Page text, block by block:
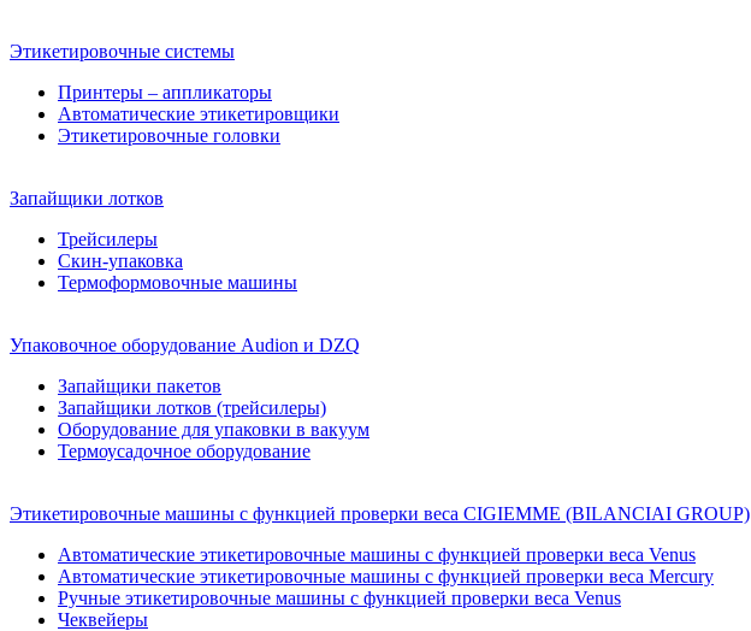
Этикетировочные системы
Принтеры – аппликаторы
Автоматические этикетировщики
Этикетировочные головки
Запайщики лотков
Трейсилеры
Скин-упаковка
Термоформовочные машины
Упаковочное оборудование Audion и DZQ
Запайщики пакетов
Запайщики лотков (трейсилеры)
Оборудование для упаковки в вакуум
Термоусадочное оборудование
Этикетировочные машины с функцией проверки веса CIGIEMME (BILANCIAI GROUP)
Автоматические этикетировочные машины с функцией проверки веса Venus
Автоматические этикетировочные машины с функцией проверки веса Mercury
Ручные этикетировочные машины с функцией проверки веса Venus
Чеквейеры